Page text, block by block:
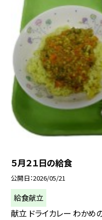
５月２１日の給食
公開日 2026/05/21
給食献立
献立 ドライカレー わかめ